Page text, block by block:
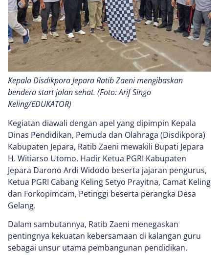
Kepala Disdikpora Jepara Ratib Zaeni mengibaskan
bendera start jalan sehat. (Foto: Arif Singo
Keling/EDUKATOR)
Kegiatan diawali dengan apel yang dipimpin Kepala
Dinas Pendidikan, Pemuda dan Olahraga (Disdikpora)
Kabupaten Jepara, Ratib Zaeni mewakili Bupati Jepara
H. Witiarso Utomo. Hadir Ketua PGRI Kabupaten
Jepara Darono Ardi Widodo beserta jajaran pengurus,
Ketua PGRI Cabang Keling Setyo Prayitna, Camat Keling
dan Forkopimcam, Petinggi beserta perangka Desa
Gelang.
Dalam sambutannya, Ratib Zaeni menegaskan
pentingnya kekuatan kebersamaan di kalangan guru
sebagai unsur utama pembangunan pendidikan.